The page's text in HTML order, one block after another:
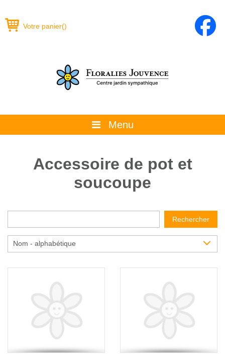
Votre panier()
Menu
La boutique
Promotions et évènements
Glossaire
Emplois
Accessoire de pot et
soucoupe
Rechercher
Nom - alphabétique